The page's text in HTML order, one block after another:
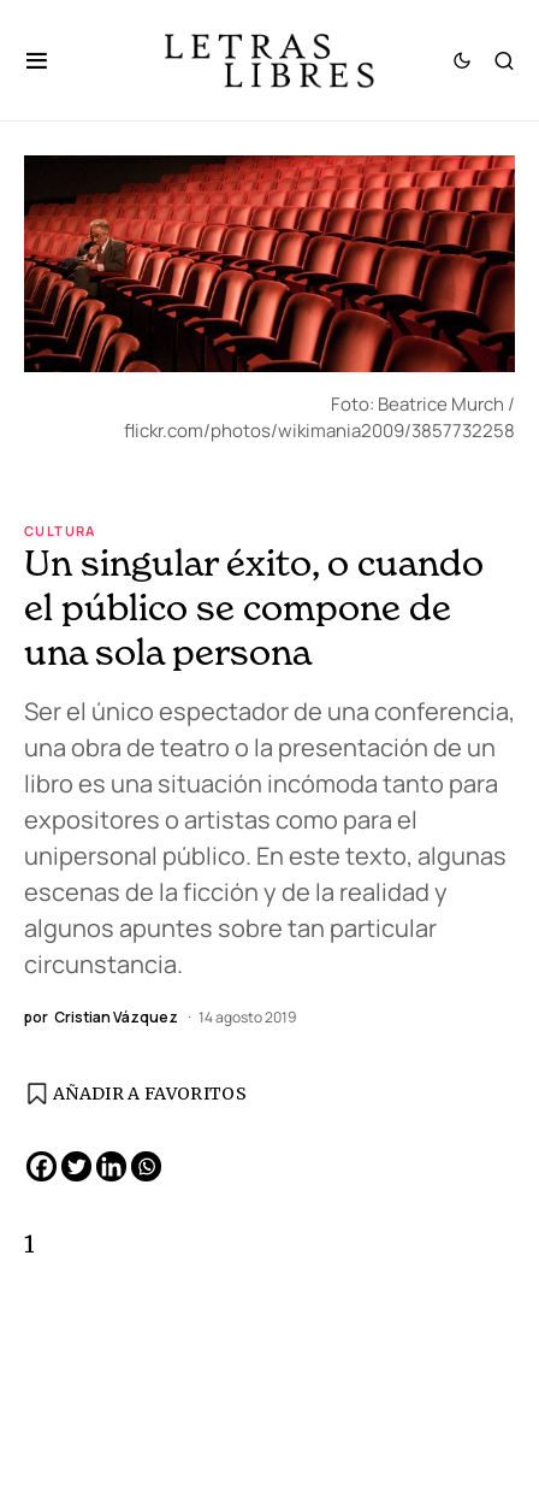
Foto: Beatrice Murch /
flickr.com/photos/wikimania2009/3857732258
CULTURA
Un singular éxito, o cuando
el público se compone de
una sola persona
Ser el único espectador de una conferencia,
una obra de teatro o la presentación de un
libro es una situación incómoda tanto para
expositores o artistas como para el
unipersonal público. En este texto, algunas
escenas de la ficción y de la realidad y
algunos apuntes sobre tan particular
circunstancia.
por Cristian Vázquez 14 agosto 2019
AÑADIR A FAVORITOS
1